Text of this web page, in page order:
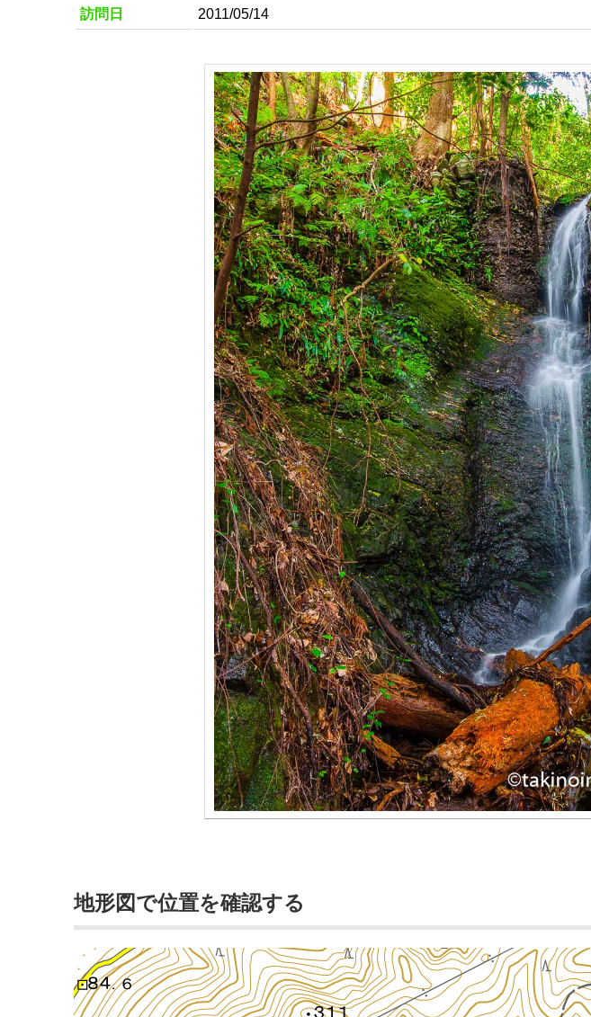
訪問日 2011/05/14
地形図で位置を確認する